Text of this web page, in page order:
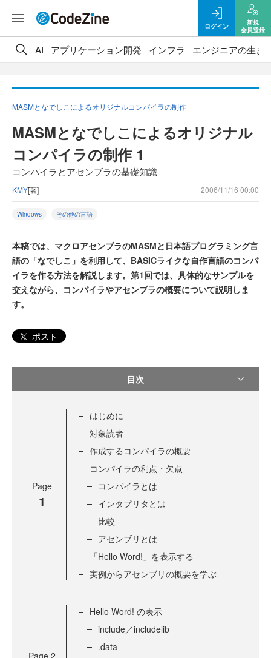
ログイン
新規
会員登録
AI アプリケーション開発 インフラ エンジニアの生き
MASMとなでしこによるオリジナルコンパイラの制作
MASMとなでしこによるオリジナル
コンパイラの制作 1
コンパイラとアセンブラの基礎知識
KMY[著] 2006/11/16 00:00
Windows その他の言語
本稿では、マクロアセンブラのMASMと日本語プログラミング言
語の「なでしこ」を利用して、BASICライクな自作言語のコンパ
イラを作る方法を解説します。第1回では、具体的なサンプルを
交えながら、コンパイラやアセンブラの概要について説明しま
す。
ポスト
目次
Page
1
はじめに
対象読者
作成するコンパイラの概要
コンパイラの利点・欠点
コンパイラとは
インタプリタとは
比較
アセンブリとは
「Hello Word!」を表示する
実例からアセンブリの概要を学ぶ
Page 2
Hello Word! の表示
include／includelib
.data